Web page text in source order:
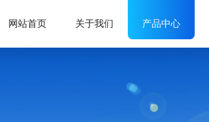
网站首页 关于我们 产品中心